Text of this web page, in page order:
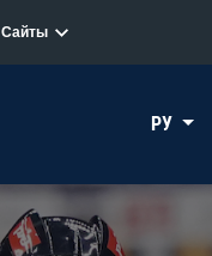
Сайты
РУ